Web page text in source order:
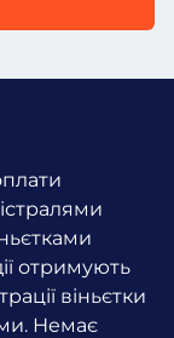
отримують
віньєтки
Немає